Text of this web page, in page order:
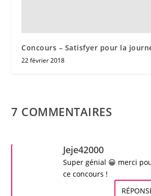
Concours – Satisfyer pour la
22 février 2018
7 COMMENTAIRES
Jeje42000
Super génial 😀 merci
ce concours !